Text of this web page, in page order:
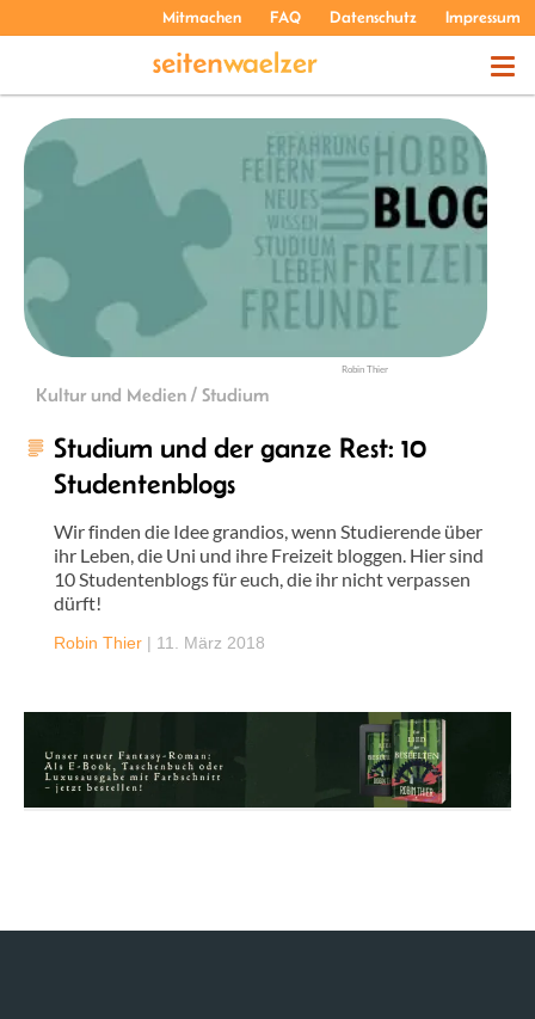
Mitmachen FAQ Datenschutz Impressum
PODCASTS
ÜBER UNS
Robin Thier
Kultur und Medien / Studium
Studium und der ganze Rest: 10
Studentenblogs
Wir finden die Idee grandios, wenn Studierende über
ihr Leben, die Uni und ihre Freizeit bloggen. Hier sind
10 Studentenblogs für euch, die ihr nicht verpassen
dürft!
Robin Thier | 11. März 2018